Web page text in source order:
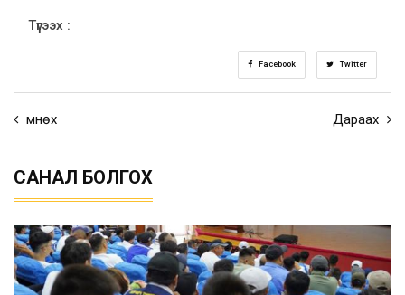
Түгээх :
Facebook Twitter
Өмнөх Дараах
САНАЛ БОЛГОХ